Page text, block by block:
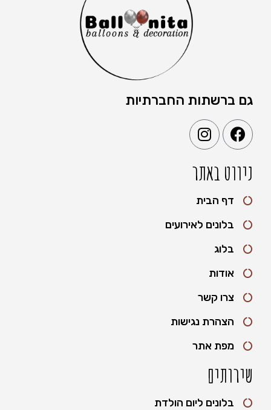
גם ברשתות החברתיות
ניווט באתר
דף הבית
בלונים לאירועים
בלוג
אודות
צרו קשר
הצהרת נגישות
מפת אתר
שירותים
בלונים ליום הולדת